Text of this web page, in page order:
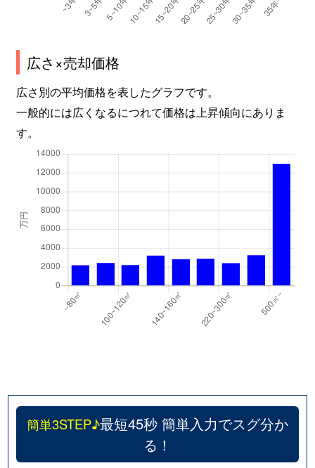
広さ×売却価格
広さ別の平均価格を表したグラフです。
一般的には広くなるにつれて価格は上昇傾向にありま
す。
簡単3STEP♪最短45秒 簡単入力でスグ分か
る！